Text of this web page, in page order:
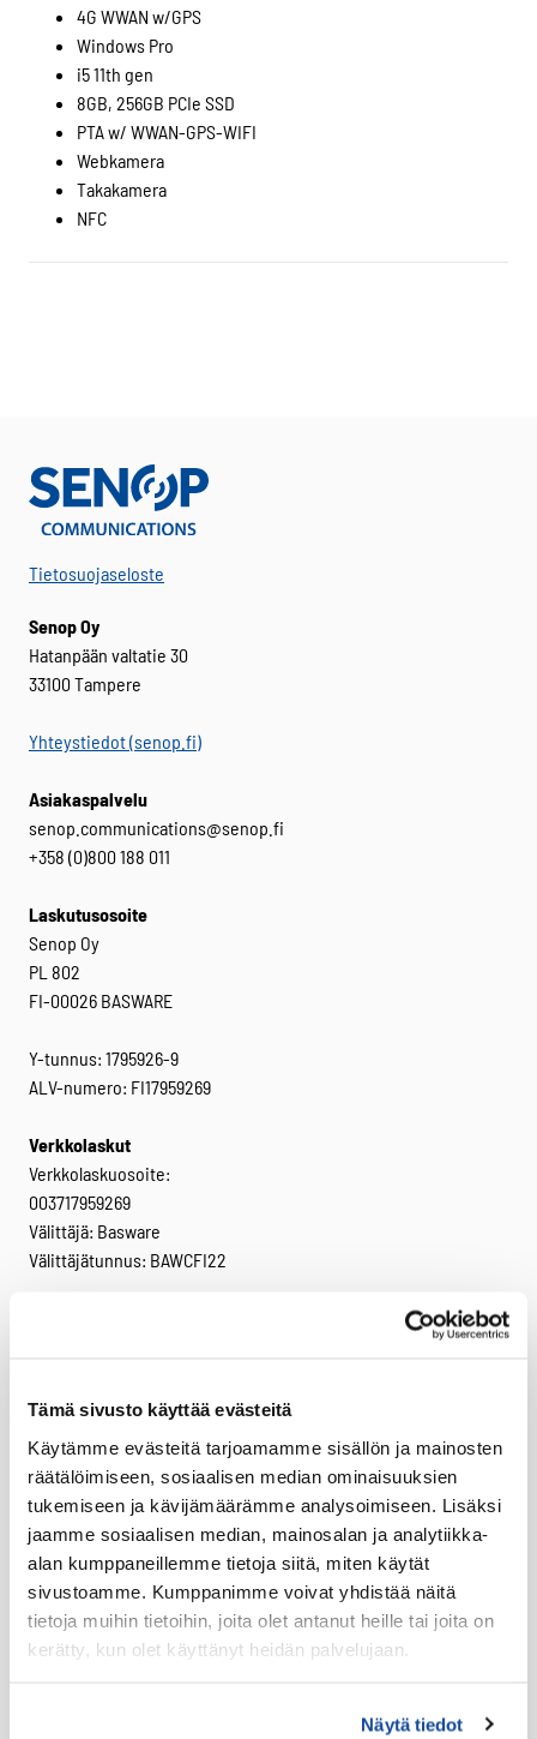
Tämä sivusto käyttää evästeitä
Käytämme evästeitä tarjoamamme sisällön ja mainosten
räätälöimiseen, sosiaalisen median ominaisuuksien
tukemiseen ja kävijämäärämme analysoimiseen. Lisäksi
jaamme sosiaalisen median, mainosalan ja analytiikka-
alan kumppaneillemme tietoja siitä, miten käytät
sivustoamme. Kumppanimme voivat yhdistää näitä
tietoja muihin tietoihin, joita olet antanut heille tai joita on
kerätty, kun olet käyttänyt heidän palvelujaan.
Näytä tiedot
4G WWAN w/GPS
Windows Pro
i5 11th gen
8GB, 256GB PCIe SSD
PTA w/ WWAN-GPS-WIFI
Webkamera
Takakamera
NFC
Tietosuojaseloste
Senop Oy
Hatanpään valtatie 30
33100 Tampere
Yhteystiedot (senop.fi)
Asiakaspalvelu
senop.communications@senop.fi
+358 (0)800 188 011
Laskutusosoite
Senop Oy
PL 802
FI-00026 BASWARE
Y-tunnus: 1795926-9
ALV-numero: FI17959269
Verkkolaskut
Verkkolaskuosoite:
003717959269
Välittäjä: Basware
Välittäjätunnus: BAWCFI22
VIRVE 2 -päätelaitteet
Uutuudet
Ajoneuvotelakat
Antennit
Drone -lisätarvikkeet